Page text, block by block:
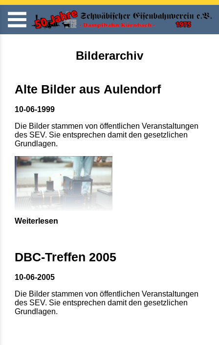
Bilderarchiv
Alte Bilder aus Aulendorf
10-06-1999
Die Bilder stammen von öffentlichen Veranstaltungen
des SEV. Sie entsprechen damit den gesetzlichen
Grundlagen.
Weiterlesen
DBC-Treffen 2005
10-06-2005
Die Bilder stammen von öffentlichen Veranstaltungen
des SEV. Sie entsprechen damit den gesetzlichen
Grundlagen.